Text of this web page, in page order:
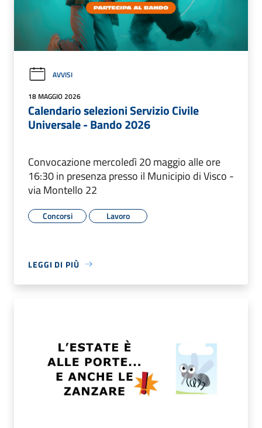
AVVISI
18 MAGGIO 2026
Calendario selezioni Servizio Civile
Universale - Bando 2026
Convocazione mercoledì 20 maggio alle ore
16:30 in presenza presso il Municipio di Visco -
via Montello 22
Concorsi Lavoro
LEGGI DI PIÙ